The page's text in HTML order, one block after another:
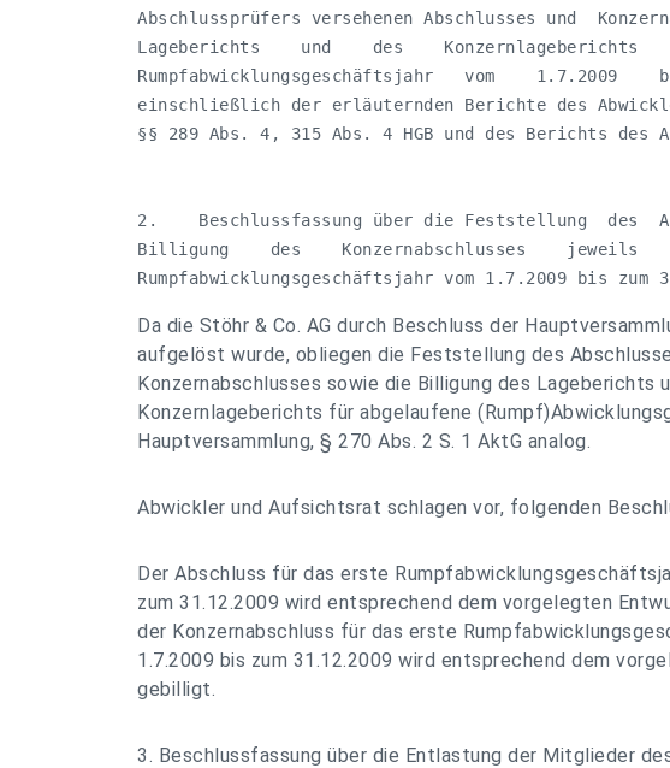
Abschlussprüfers versehenen Abschlusses und
Lageberichts    und    des
Rumpfabwicklungsgeschäftsjahr   vom
einschließlich der erläuternden Berichte des
§§ 289 Abs. 4, 315 Abs. 4 HGB und des Berichts des
2.    Beschlussfassung über die Feststellung  des
Billigung    des    Konzernabschlusses
Rumpfabwicklungsgeschäftsjahr vom 1.7.2009 bis zum
Da die Stöhr & Co. AG durch Beschluss der
aufgelöst wurde, obliegen die Feststellung des
Konzernabschlusses sowie die Billigung des Lageberichts
Konzernlageberichts für abgelaufene
Hauptversammlung, § 270 Abs. 2 S. 1 AktG analog.
Abwickler und Aufsichtsrat schlagen vor, folgenden
Der Abschluss für das erste
zum 31.12.2009 wird entsprechend dem vorgelegten
der Konzernabschluss für das erste
1.7.2009 bis zum 31.12.2009 wird entsprechend dem
gebilligt.
3. Beschlussfassung über die Entlastung der Mitglieder